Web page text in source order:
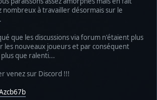
nombreux à travailler désormais sur le
que les discussions via forum n'étaient plus
les nouveaux joueurs et par conséquent
que ralenti...
venez sur Discord !!!